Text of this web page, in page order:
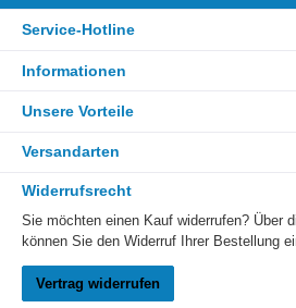
Service-Hotline
Informationen
Unsere Vorteile
Versandarten
Widerrufsrecht
Sie möchten einen Kauf widerrufen? Über
können Sie den Widerruf Ihrer Bestellung
Vertrag widerrufen